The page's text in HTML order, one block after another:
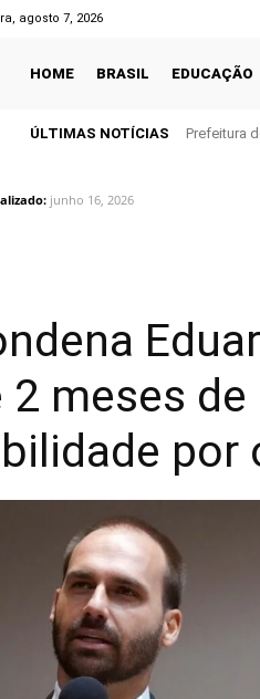
agosto 7, 2026
HOME BRASIL EDUCAÇÃO
ÚLTIMAS NOTÍCIAS Prefeitura
junho 16, 2026
2 meses
por